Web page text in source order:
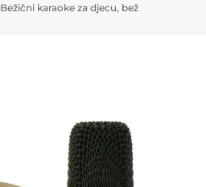
Bežični karaoke za djecu, bež